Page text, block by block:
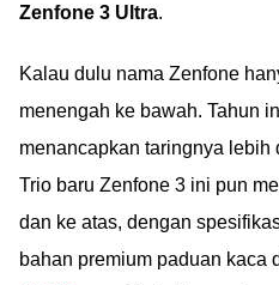
Zenfone 3 Ultra.
Kalau dulu nama Zenfone
menengah ke bawah. Tahun
menancapkan taringnya lebih
Trio baru Zenfone 3 ini pun
dan ke atas, dengan
bahan premium paduan kaca